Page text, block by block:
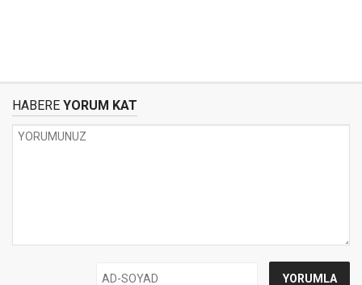
HABERE YORUM KAT